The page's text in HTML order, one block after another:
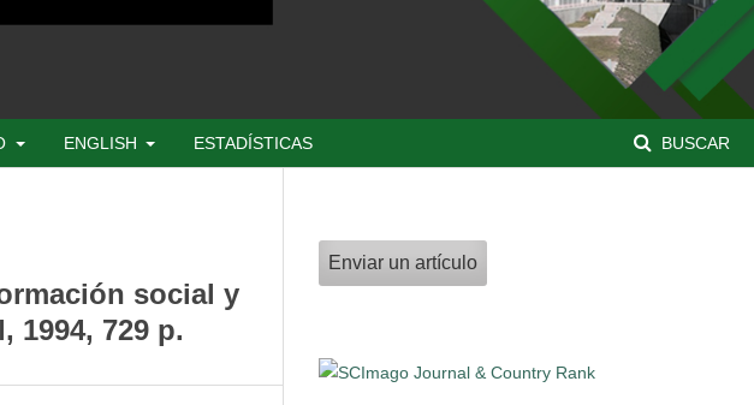
ENGLISH ESTADÍSTICAS BUSCAR
social y
1994, 729 p.
Enviar un artículo